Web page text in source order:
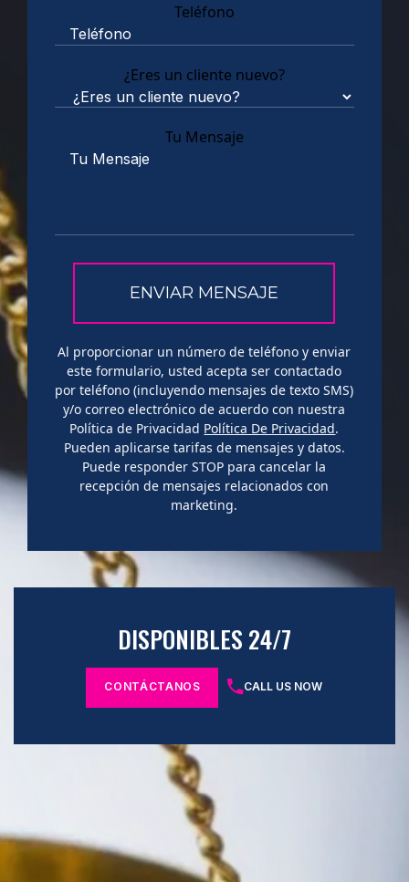
Teléfono
¿Eres un cliente nuevo?
Tu Mensaje
Al proporcionar un número de teléfono y enviar
este formulario, usted acepta ser contactado
por teléfono (incluyendo mensajes de texto SMS)
y/o correo electrónico de acuerdo con nuestra
Política de Privacidad Política De Privacidad.
Pueden aplicarse tarifas de mensajes y datos.
Puede responder STOP para cancelar la
recepción de mensajes relacionados con
marketing.
DISPONIBLES 24/7
CONTÁCTANOS CALL US NOW